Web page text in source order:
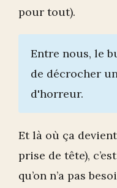
pour tout).
Entre nous, le
de décrocher
d'horreur.
Et là où ça
prise de tête),
qu’on n’a pas